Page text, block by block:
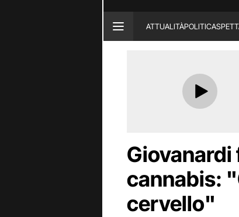
ATTUALITÀPOLITICA
cannabis:
cervello"